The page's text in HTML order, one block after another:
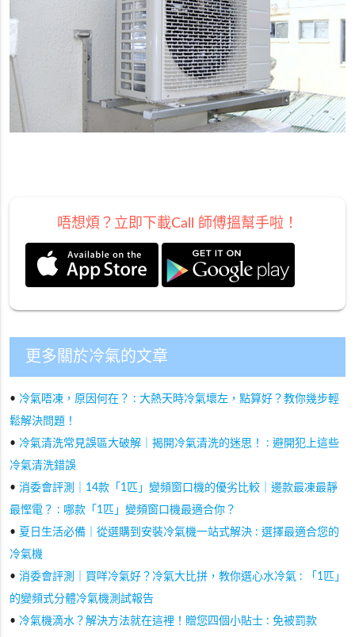
唔想煩？立即下載Call 師傅搵幫手啦！
更多關於冷氣的文章
• 冷氣唔凍，原因何在？ : 大熱天時冷氣壞左，點算好？教你幾步輕
鬆解決問題！
• 冷氣清洗常見誤區大破解｜揭開冷氣清洗的迷思！ : 避開犯上這些
冷氣清洗錯誤
• 消委會評測｜14款「1匹」變頻窗口機的優劣比較｜邊款最凍最靜
最慳電？ : 哪款「1匹」變頻窗口機最適合你？
• 夏日生活必備｜從選購到安裝冷氣機一站式解決 : 選擇最適合您的
冷氣機
• 消委會評測｜買咩冷氣好？冷氣大比拼，教你選心水冷氣 : 「1匹」
的變頻式分體冷氣機測試報告
• 冷氣機滴水？解決方法就在這裡！贈您四個小貼士 : 免被罰款